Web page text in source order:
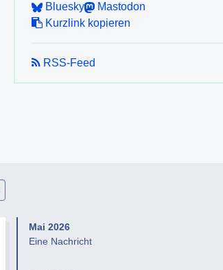
Bluesky
Mastodon
Kurzlink kopieren
RSS-Feed
Mai 2026
Eine Nachricht